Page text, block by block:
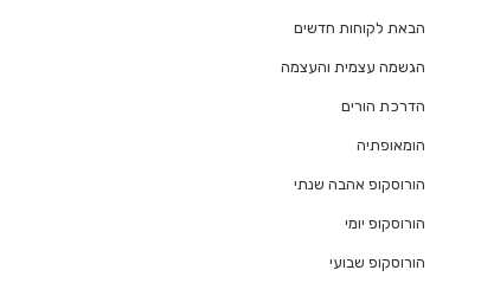
הבאת לקוחות חדשים
הגשמה עצמית והעצמה
הדרכת הורים
הומאופתיה
הורוסקופ אהבה שנתי
הורוסקופ יומי
הורוסקופ שבועי